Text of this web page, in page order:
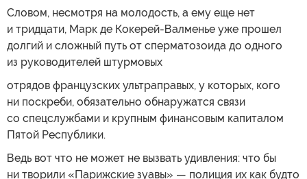
Словом, несмотря на молодость, а ему еще нет
и тридцати, Марк де Кокерей-Валменье уже прошел
долгий и сложный путь от сперматозоида до одного
из руководителей штурмовых
отрядов французских ультраправых, у которых, кого
ни поскреби, обязательно обнаружатся связи
со спецслужбами и крупным финансовым капиталом
Пятой Республики.
Ведь вот что не может не вызвать удивления: что бы
ни творили «Парижские зуавы» — полиция их как будто